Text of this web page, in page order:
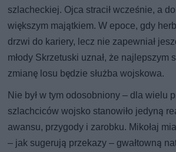
szlacheckiej. Ojca stracił wcześnie, a
większym majątkiem. W epoce, gdy
drzwi do kariery, lecz nie zapewniał
młody Skrzetuski uznał, że najlepszym
zmianę losu będzie służba wojskowa.
Nie był w tym odosobniony – dla wielu
szlachciców wojsko stanowiło jedyną
awansu, przygody i zarobku. Mikołaj
– jak sugerują przekazy – gwałtowną